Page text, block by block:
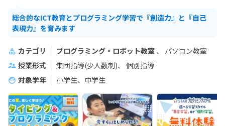
総合的なICT教育とプログラミング学習で『創造力』と『自己
表現力』を育みます
カテゴリ プログラミング・ロボット教室
パソコン教室
授業形式
集団指導(少人数制)
個別指導
対象学年
小学生、中学生